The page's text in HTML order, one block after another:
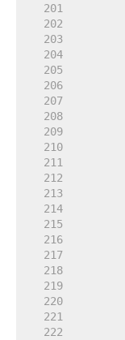
   201
   202
   203
   204
   205
   206
   207
   208
   209
   210
   211
   212
   213
   214
   215
   216
   217
   218
   219
   220
   221
   222